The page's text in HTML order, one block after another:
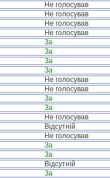
Не голосував
Не голосував
Не голосував
Не голосував
За
За
За
За
Не голосував
Не голосував
За
За
Не голосував
Відсутній
Не голосував
За
За
Відсутній
За